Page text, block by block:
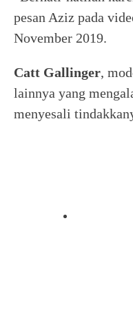
pesan Aziz pada
November 2019.
Catt Gallinger,
lainnya yang
menyesali